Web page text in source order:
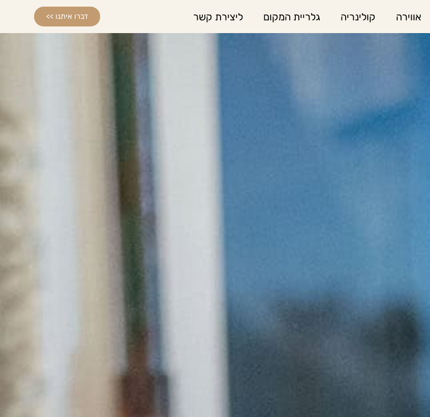
אווירה קולינריה גלריית המקום ליצירת קשר דברו איתנו >>